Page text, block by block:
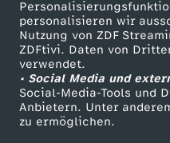
personalisieren wir
Nutzung von ZDF
ZDFtivi. Daten von
verwendet.
• Social Media und
Social-Media-Tools und
Anbietern. Unter
zu ermöglichen.
i
s
c
h
ZDF Unternehmen
Karriere